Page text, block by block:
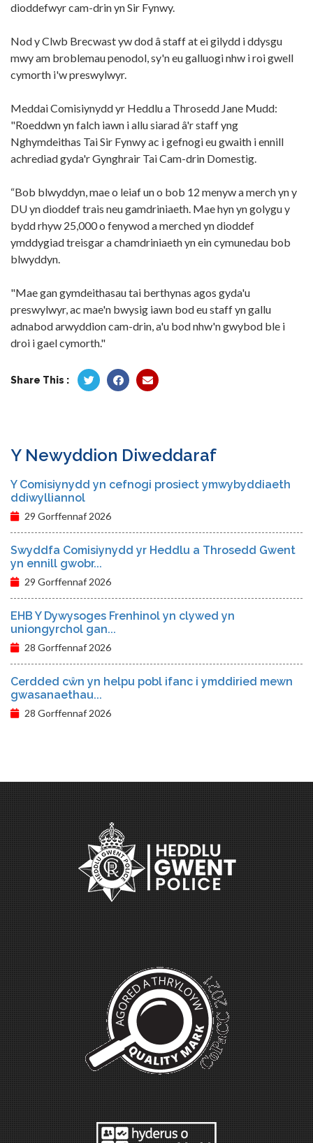
dioddefwyr cam-drin yn Sir Fynwy.
Nod y Clwb Brecwast yw dod â staff at ei gilydd i ddysgu
mwy am broblemau penodol, sy'n eu galluogi nhw i roi gwell
cymorth i'w preswylwyr.
Meddai Comisiynydd yr Heddlu a Throsedd Jane Mudd:
"Roeddwn yn falch iawn i allu siarad â'r staff yng
Nghymdeithas Tai Sir Fynwy ac i gefnogi eu gwaith i ennill
achrediad gyda'r Gynghrair Tai Cam-drin Domestig.
“Bob blwyddyn, mae o leiaf un o bob 12 menyw a merch yn y
DU yn dioddef trais neu gamdriniaeth. Mae hyn yn golygu y
bydd rhyw 25,000 o fenywod a merched yn dioddef
ymddygiad treisgar a chamdriniaeth yn ein cymunedau bob
blwyddyn.
"Mae gan gymdeithasau tai berthynas agos gyda'u
preswylwyr, ac mae'n bwysig iawn bod eu staff yn gallu
adnabod arwyddion cam-drin, a'u bod nhw'n gwybod ble i
droi i gael cymorth."
Share This :
Y Newyddion Diweddaraf
Y Comisiynydd yn cefnogi prosiect ymwybyddiaeth
ddiwylliannol
29 Gorffennaf 2026
Swyddfa Comisiynydd yr Heddlu a Throsedd Gwent
yn ennill gwobr...
29 Gorffennaf 2026
EHB Y Dywysoges Frenhinol yn clywed yn
uniongyrchol gan...
28 Gorffennaf 2026
Cerdded cŵn yn helpu pobl ifanc i ymddiried mewn
gwasanaethau...
28 Gorffennaf 2026